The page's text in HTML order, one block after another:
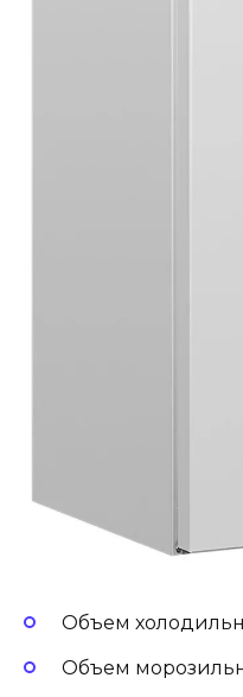
Объем
Объем